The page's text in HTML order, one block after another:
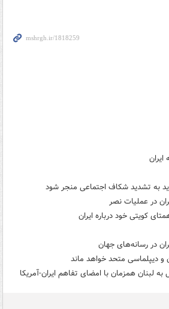
به تشدید شکاف‌ اجتماعی منجر شود
در عملیات نصر
کویتی خود درباره ایران
در رسانه‌های جهان
و دیپلماسی متحد خواهد ماند
لبنان همزمان با امضای تفاهم ایران-آمریکا